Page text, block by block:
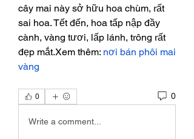
cây mai này sở hữu hoa chùm, rất
sai hoa. Tết đến, hoa tấp nập đầy
cành, vàng tươi, lấp lánh, trông rất
đẹp mắt.Xem thêm: nơi bán phôi mai
vàng
0 0
Write a comment...